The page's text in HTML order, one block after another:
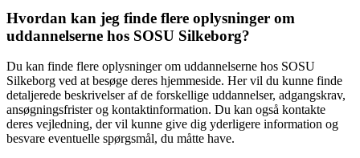
Hvordan kan jeg finde flere oplysninger om
uddannelserne hos SOSU Silkeborg?
Du kan finde flere oplysninger om uddannelserne hos SOSU
Silkeborg ved at besøge deres hjemmeside. Her vil du kunne finde
detaljerede beskrivelser af de forskellige uddannelser, adgangskrav,
ansøgningsfrister og kontaktinformation. Du kan også kontakte
deres vejledning, der vil kunne give dig yderligere information og
besvare eventuelle spørgsmål, du måtte have.